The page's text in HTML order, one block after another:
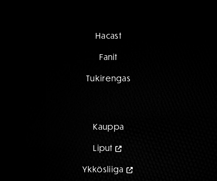
Hacast
Fanit
Tukirengas
Kauppa
Liput
Ykkösliiga